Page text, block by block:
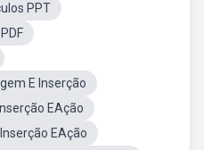
PPT
E Inserção
EAção
EAção